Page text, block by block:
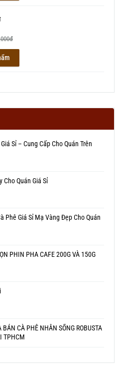
Sỉ – Cung Cấp Cho Quán Trên
Cho Quán Giá Sỉ
Phê Giá Sỉ Mạ Vàng Đẹp Cho Quán
PHIN PHA CAFE 200G VÀ 150G
BÁN CÀ PHÊ NHÂN SỐNG ROBUSTA
TPHCM